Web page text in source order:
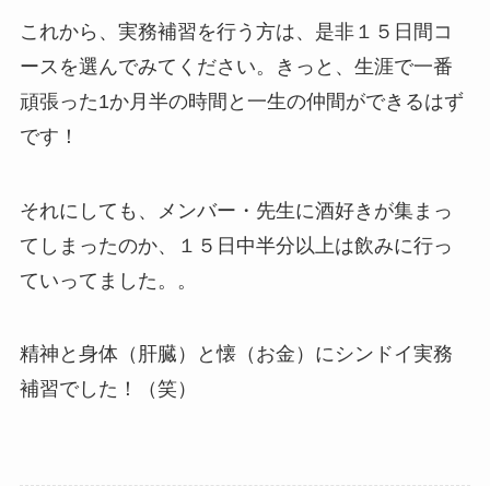
これから、実務補習を行う方は、是非１５日間コ
ースを選んでみてください。きっと、生涯で一番
頑張った1か月半の時間と一生の仲間ができるはず
です！
それにしても、メンバー・先生に酒好きが集まっ
てしまったのか、１５日中半分以上は飲みに行っ
ていってました。。
精神と身体（肝臓）と懐（お金）にシンドイ実務
補習でした！（笑）